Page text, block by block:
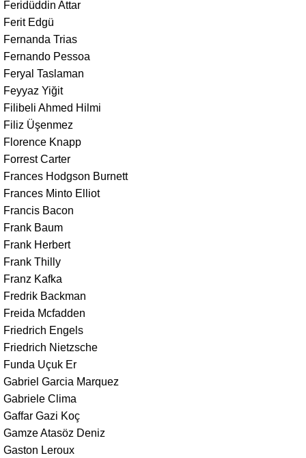
Feridüddin Attar
Ferit Edgü
Fernanda Trias
Fernando Pessoa
Feryal Taslaman
Feyyaz Yiğit
Filibeli Ahmed Hilmi
Filiz Üşenmez
Florence Knapp
Forrest Carter
Frances Hodgson Burnett
Frances Minto Elliot
Francis Bacon
Frank Baum
Frank Herbert
Frank Thilly
Franz Kafka
Fredrik Backman
Freida Mcfadden
Friedrich Engels
Friedrich Nietzsche
Funda Uçuk Er
Gabriel Garcia Marquez
Gabriele Clima
Gaffar Gazi Koç
Gamze Atasöz Deniz
Gaston Leroux